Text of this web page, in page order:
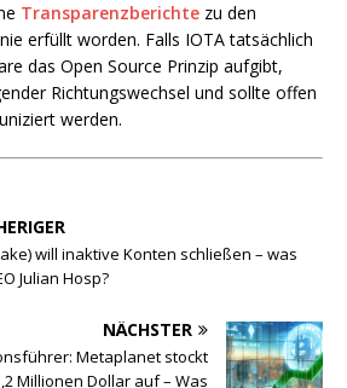
Transparenzberichte zu den
erfüllt worden. Falls IOTA tatsächlich
das Open Source Prinzip aufgibt,
Richtungswechsel und sollte offen
werden.
will inaktive Konten schließen – was
Julian Hosp?
NÄCHSTER
Metaplanet stockt
Millionen Dollar auf – Was